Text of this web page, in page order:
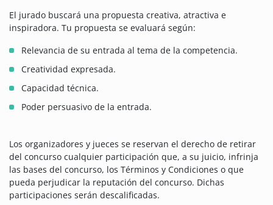
El jurado buscará una propuesta creativa, atractiva e
inspiradora. Tu propuesta se evaluará según:
Relevancia de su entrada al tema de la competencia.
Creatividad expresada.
Capacidad técnica.
Poder persuasivo de la entrada.
Los organizadores y jueces se reservan el derecho de retirar
del concurso cualquier participación que, a su juicio, infrinja
las bases del concurso, los Términos y Condiciones o que
pueda perjudicar la reputación del concurso. Dichas
participaciones serán descalificadas.